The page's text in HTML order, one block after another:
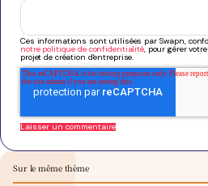
Ces informations sont utilisées par Swapn,
notre politique de confidentialité, pour gérer
projet de création d'entreprise.
Sur le même thème